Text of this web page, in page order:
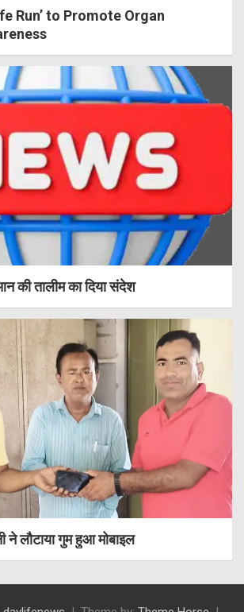
Run’ to Promote Organ
की तालीम का दिया संदेश
ने लौटाया गुम हुआ मोबाइल